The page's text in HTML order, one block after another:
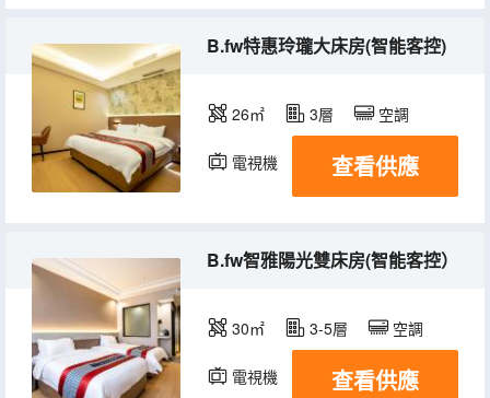
B.fw特惠玲瓏大床房(智能客控)
26㎡ 3層 空調
電視機 查看供應
B.fw智雅陽光雙床房(智能客控）
30㎡ 3-5層 空調
電視機 查看供應